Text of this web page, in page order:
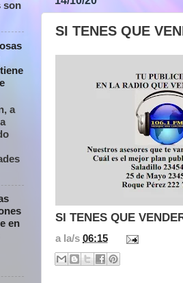
SI TENES QUE
SI TENES QUE
a la/s 06:15
son
a
en